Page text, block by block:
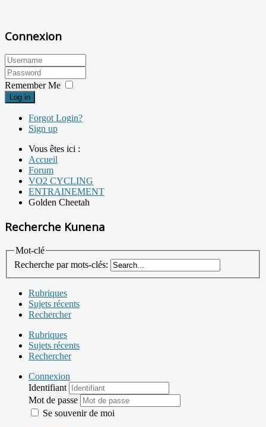
Connexion
Remember Me
Log in
Forgot Login?
Sign up
Vous êtes ici :
Accueil
Forum
VO2 CYCLING
ENTRAINEMENT
Golden Cheetah
Recherche Kunena
Mot-clé
Recherche par mots-clés:
Rubriques
Sujets récents
Rechercher
Rubriques
Sujets récents
Rechercher
Connexion
Identifiant
Mot de passe
Se souvenir de moi